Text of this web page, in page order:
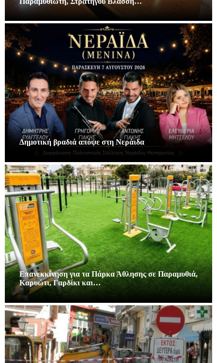
Δημοτική βραδιά απόψε στη Νεράιδα
Επανεκκίνηση για τα Πάρκα Άθλησης σε Παραμυθιά,
Καρυώτι, Γαρδίκι και…